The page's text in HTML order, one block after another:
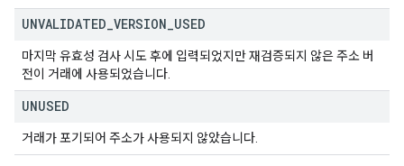
UNVALIDATED VERSION USED
마지막 유효성 검사 시도 후에 입력되었지만 재검증되지 않은 주소 버
전이 거래에 사용되었습니다.
UNUSED
거래가 포기되어 주소가 사용되지 않았습니다.